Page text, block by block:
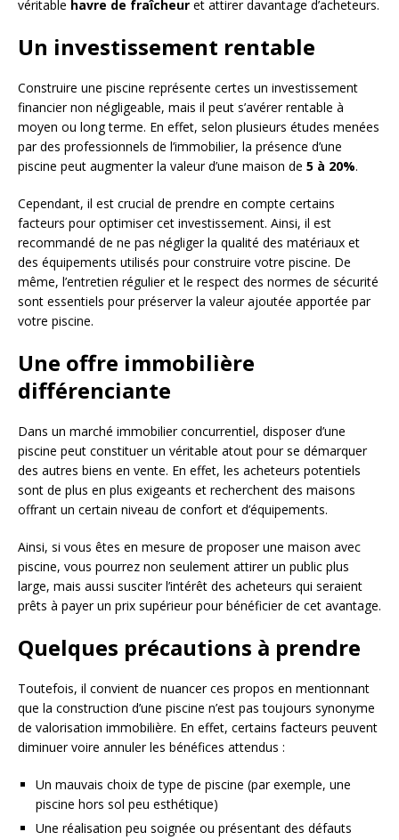
véritable havre de fraîcheur et attirer davantage d’acheteurs.
Un investissement rentable
Construire une piscine représente certes un investissement
financier non négligeable, mais il peut s’avérer rentable à
moyen ou long terme. En effet, selon plusieurs études menées
par des professionnels de l’immobilier, la présence d’une
piscine peut augmenter la valeur d’une maison de 5 à 20%.
Cependant, il est crucial de prendre en compte certains
facteurs pour optimiser cet investissement. Ainsi, il est
recommandé de ne pas négliger la qualité des matériaux et
des équipements utilisés pour construire votre piscine. De
même, l’entretien régulier et le respect des normes de sécurité
sont essentiels pour préserver la valeur ajoutée apportée par
votre piscine.
Une offre immobilière
différenciante
Dans un marché immobilier concurrentiel, disposer d’une
piscine peut constituer un véritable atout pour se démarquer
des autres biens en vente. En effet, les acheteurs potentiels
sont de plus en plus exigeants et recherchent des maisons
offrant un certain niveau de confort et d’équipements.
Ainsi, si vous êtes en mesure de proposer une maison avec
piscine, vous pourrez non seulement attirer un public plus
large, mais aussi susciter l’intérêt des acheteurs qui seraient
prêts à payer un prix supérieur pour bénéficier de cet avantage.
Quelques précautions à prendre
Toutefois, il convient de nuancer ces propos en mentionnant
que la construction d’une piscine n’est pas toujours synonyme
de valorisation immobilière. En effet, certains facteurs peuvent
diminuer voire annuler les bénéfices attendus :
Un mauvais choix de type de piscine (par exemple, une
piscine hors sol peu esthétique)
Une réalisation peu soignée ou présentant des défauts